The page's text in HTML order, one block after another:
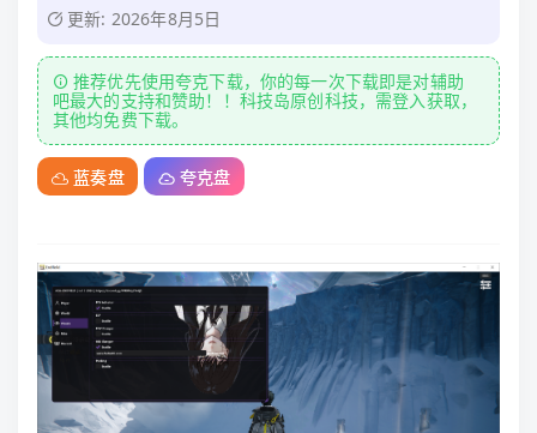
更新: 2026年8月5日
推荐优先使用夸克下载，你的每一次下载即是对辅助
吧最大的支持和赞助！！科技岛原创科技，需登入获取，
其他均免费下载。
蓝奏盘 夸克盘